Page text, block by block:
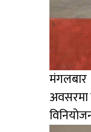
मंगलबार
अवसरमा